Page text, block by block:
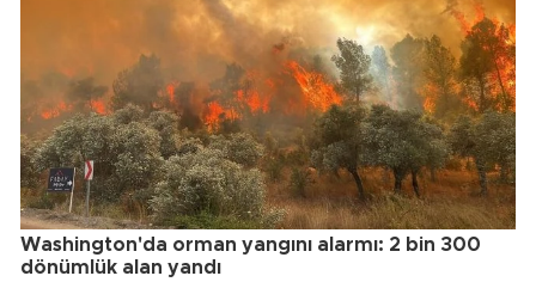
Washington'da orman yangını alarmı: 2 bin 300
dönümlük alan yandı